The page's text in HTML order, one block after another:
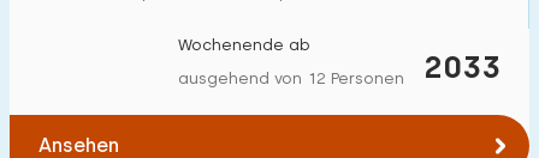
2033
Wochenende ab
ausgehend von 12 Personen
Ansehen